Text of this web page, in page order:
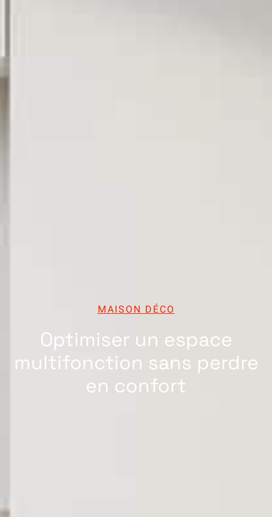
MAISON DÉCO
Optimiser un espace
multifonction sans perdre
en confort